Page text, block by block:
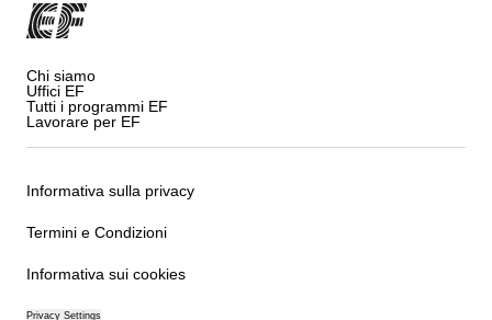
Chi siamo
Uffici EF
Tutti i programmi EF
Lavorare per EF
Informativa sulla privacy
Termini e Condizioni
Informativa sui cookies
Privacy Settings